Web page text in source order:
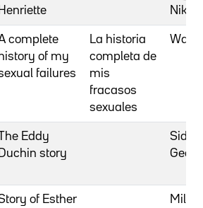
Henriette
complete
history of my
failures
La historia
completa de
mis
fracasos
sexuales
The Eddy
Duchin story
of Esther